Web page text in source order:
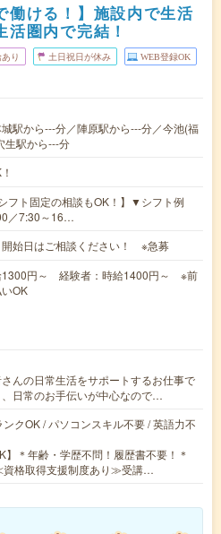
働ける！】施設内で生活
圏内で完結！
り 土日祝日が休み WEB登録OK
駅から---分／陣原駅から---分／今池(福
生駅から---分
フト固定の相談もOK！】▼シフト例
／7:30～16…
開始日はご相談ください！ ※急募
1300円～ 経験者：時給1400円～ ※前
OK
んの日常生活をサポートするお仕事で
日常のお手伝いが中心なので…
クOK / パソコンスキル不要 / 英語力不
】＊年齢・学歴不問！履歴書不要！＊
格取得支援制度あり≫受講…